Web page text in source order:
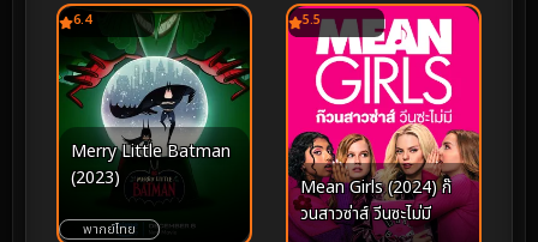
6.4
Merry Little Batman
(2023)
พากย์ไทย
5.5
Mean Girls (2024) ก๊
วนสาวซ่าส์ วีนซะไม่มี